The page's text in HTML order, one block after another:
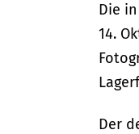
Die
14.
Der